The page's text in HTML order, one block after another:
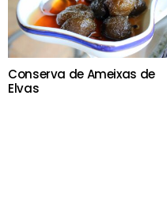
Conserva de Ameixas de
Elvas